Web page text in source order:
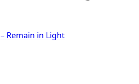
Remain in Light